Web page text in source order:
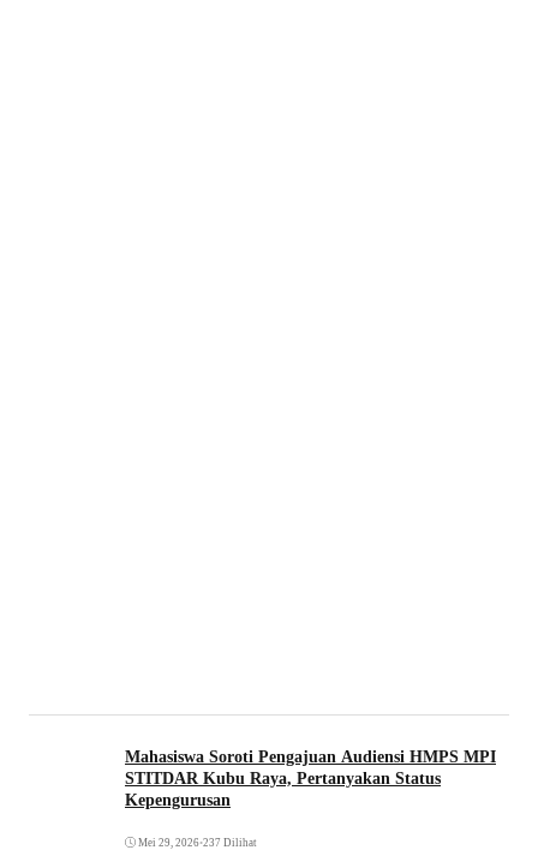
Mahasiswa Soroti Pengajuan Audiensi HMPS MPI
STITDAR Kubu Raya, Pertanyakan Status
Kepengurusan
Mei 29, 2026•237 Dilihat